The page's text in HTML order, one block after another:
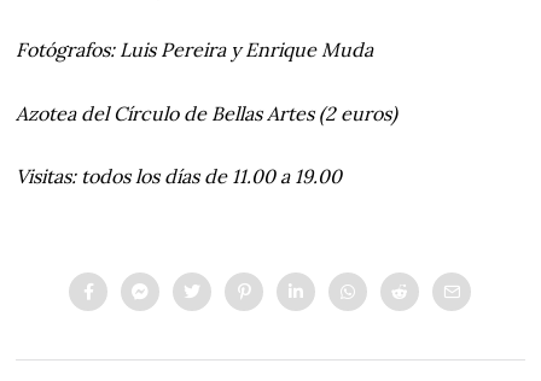
Fotógrafos: Luis Pereira y Enrique Muda
Azotea del Círculo de Bellas Artes (2 euros)
Visitas: todos los días de 11.00 a 19.00